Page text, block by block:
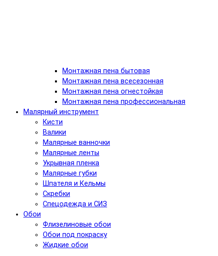
Монтажная пена бытовая
Монтажная пена всесезонная
Монтажная пена огнестойкая
Монтажная пена профессиональная
Малярный инструмент
Кисти
Валики
Малярные ванночки
Малярные ленты
Укрывная пленка
Малярные губки
Шпателя и Кельмы
Скребки
Спецодежда и СИЗ
Обои
Флизелиновые обои
Обои под покраску
Жидкие обои